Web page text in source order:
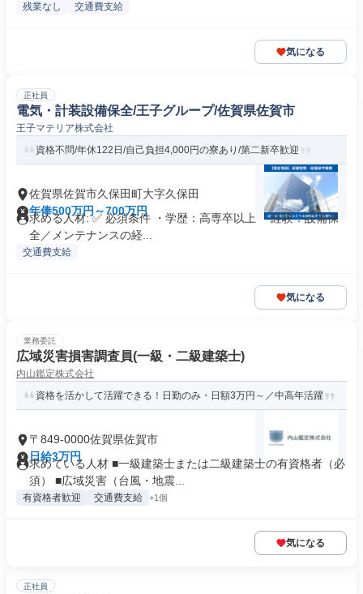
残業なし 交通費支給
気になる
正社員
電気・計装設備保全/王子グループ/佐賀県佐賀市
王子マテリア株式会社
資格不問/年休122日/自己負担4,000円の寮あり/第二新卒歓迎
佐賀県佐賀市久保田町大字久保田
年俸500万円～700万円
求める人材: ✅ 必須条件 ・学歴：高専卒以上 ・経験：設備保
全／メンテナンスの経...
交通費支給
気になる
業務委託
広域災害損害調査員(一級・二級建築士)
内山鑑定株式会社
資格を活かして活躍できる！日勤のみ・日額3万円～／中高年活躍
〒849-0000佐賀県佐賀市
日給3万円
求めている人材 ■一級建築士または二級建築士の有資格者（必
須） ■広域災害（台風・地震...
有資格者歓迎 交通費支給 +1個
気になる
正社員